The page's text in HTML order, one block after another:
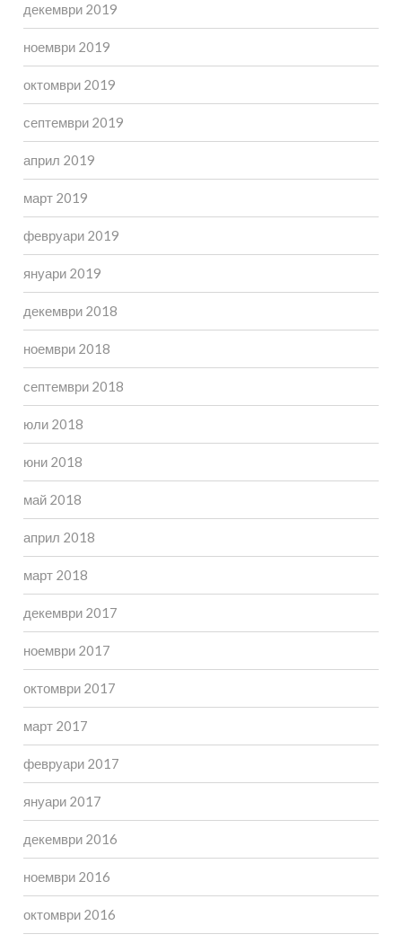
декември 2019
ноември 2019
октомври 2019
септември 2019
април 2019
март 2019
февруари 2019
януари 2019
декември 2018
ноември 2018
септември 2018
юли 2018
юни 2018
май 2018
април 2018
март 2018
декември 2017
ноември 2017
октомври 2017
март 2017
февруари 2017
януари 2017
декември 2016
ноември 2016
октомври 2016